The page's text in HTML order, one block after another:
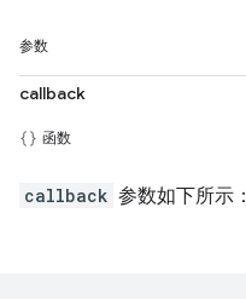
参数
callback
函数
callback 参数如下所示：